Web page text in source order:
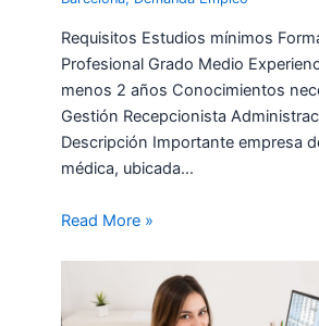
Requisitos Estudios mínimos
Profesional Grado Medio
menos 2 años Conocimientos
Gestión Recepcionista
Descripción Importante empresa
médica, ubicada…
Read More »